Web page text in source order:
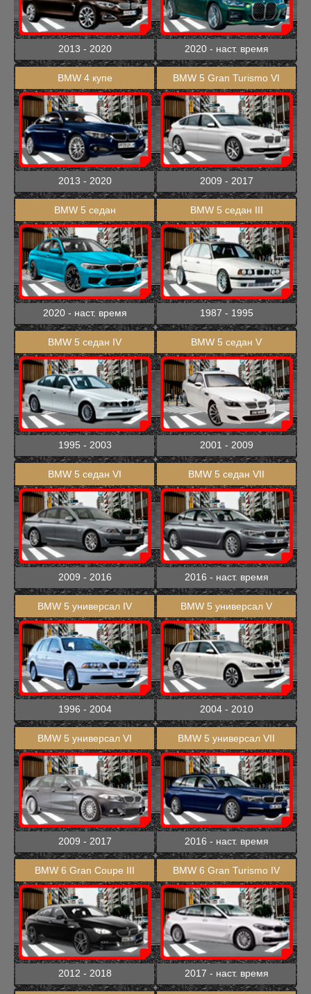
2013 - 2020 2020 - наст. время
BMW 4 купе
2013 - 2020
BMW 5 Gran Turismo VI
2009 - 2017
BMW 5 седан
2020 - наст. время
BMW 5 седан III
1987 - 1995
BMW 5 седан IV
1995 - 2003
BMW 5 седан V
2001 - 2009
BMW 5 седан VI
2009 - 2016
BMW 5 седан VII
2016 - наст. время
BMW 5 универсал IV
1996 - 2004
BMW 5 универсал V
2004 - 2010
BMW 5 универсал VI
2009 - 2017
BMW 5 универсал VII
2016 - наст. время
BMW 6 Gran Coupe III
2012 - 2018
BMW 6 Gran Turismo IV
2017 - наст. время